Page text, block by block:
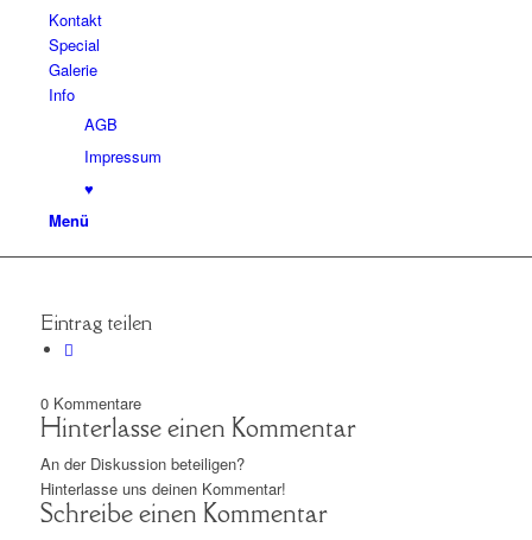
Kontakt
Special
Galerie
Info
AGB
Impressum
♥
Menü
Eintrag teilen
0 Kommentare
Hinterlasse einen Kommentar
An der Diskussion beteiligen?
Hinterlasse uns deinen Kommentar!
Schreibe einen Kommentar